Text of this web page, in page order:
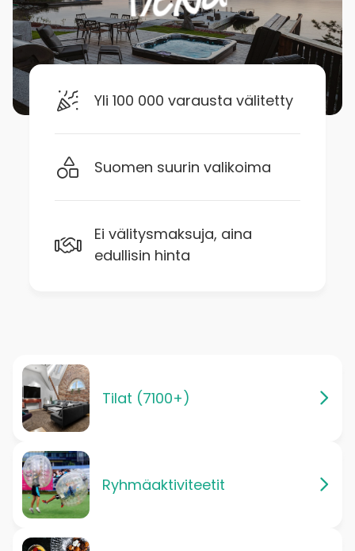
Yli 100 000 varausta välitetty
Suomen suurin valikoima
Ei välitysmaksuja, aina
edullisin hinta
Tilat (7100+)
Ryhmäaktiviteetit